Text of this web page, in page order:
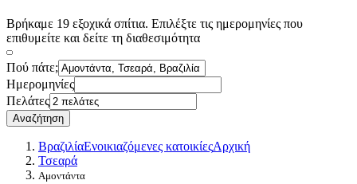
Βρήκαμε 19 εξοχικά σπίτια. Επιλέξτε τις ημερομηνίες που
επιθυμείτε και δείτε τη διαθεσιμότητα
Πού πάτε;
Ημερομηνίες
Πελάτες
Αναζήτηση
ΒραζιλίαΕνοικιαζόμενες κατοικίεςΑρχική
Τσεαρά
Αμοντάντα